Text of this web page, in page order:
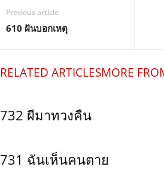
Previous article
610 ฝันบอกเหตุ
RELATED ARTICLESMORE
732 ผีมาทวงคืน
731 ฉันเห็นคนตาย